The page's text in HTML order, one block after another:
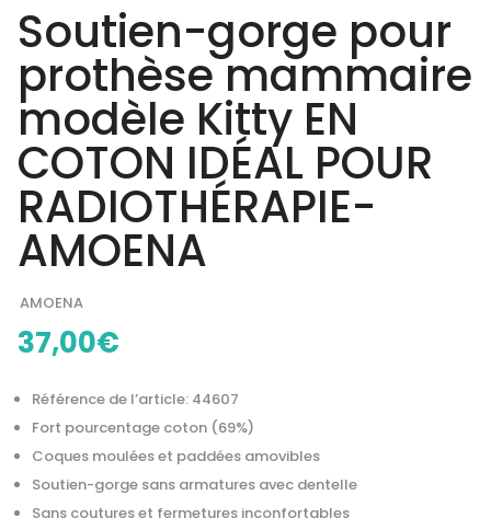
Soutien-gorge pour
prothèse mammaire
modèle Kitty EN
COTON IDÉAL POUR
RADIOTHÉRAPIE-
AMOENA
AMOENA
37,00€
Référence de l’article: 44607
Fort pourcentage coton (69%)
Coques moulées et paddées amovibles
Soutien-gorge sans armatures avec dentelle
Sans coutures et fermetures inconfortables